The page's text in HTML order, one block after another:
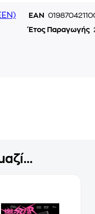
EAN
Έτος Παραγωγής